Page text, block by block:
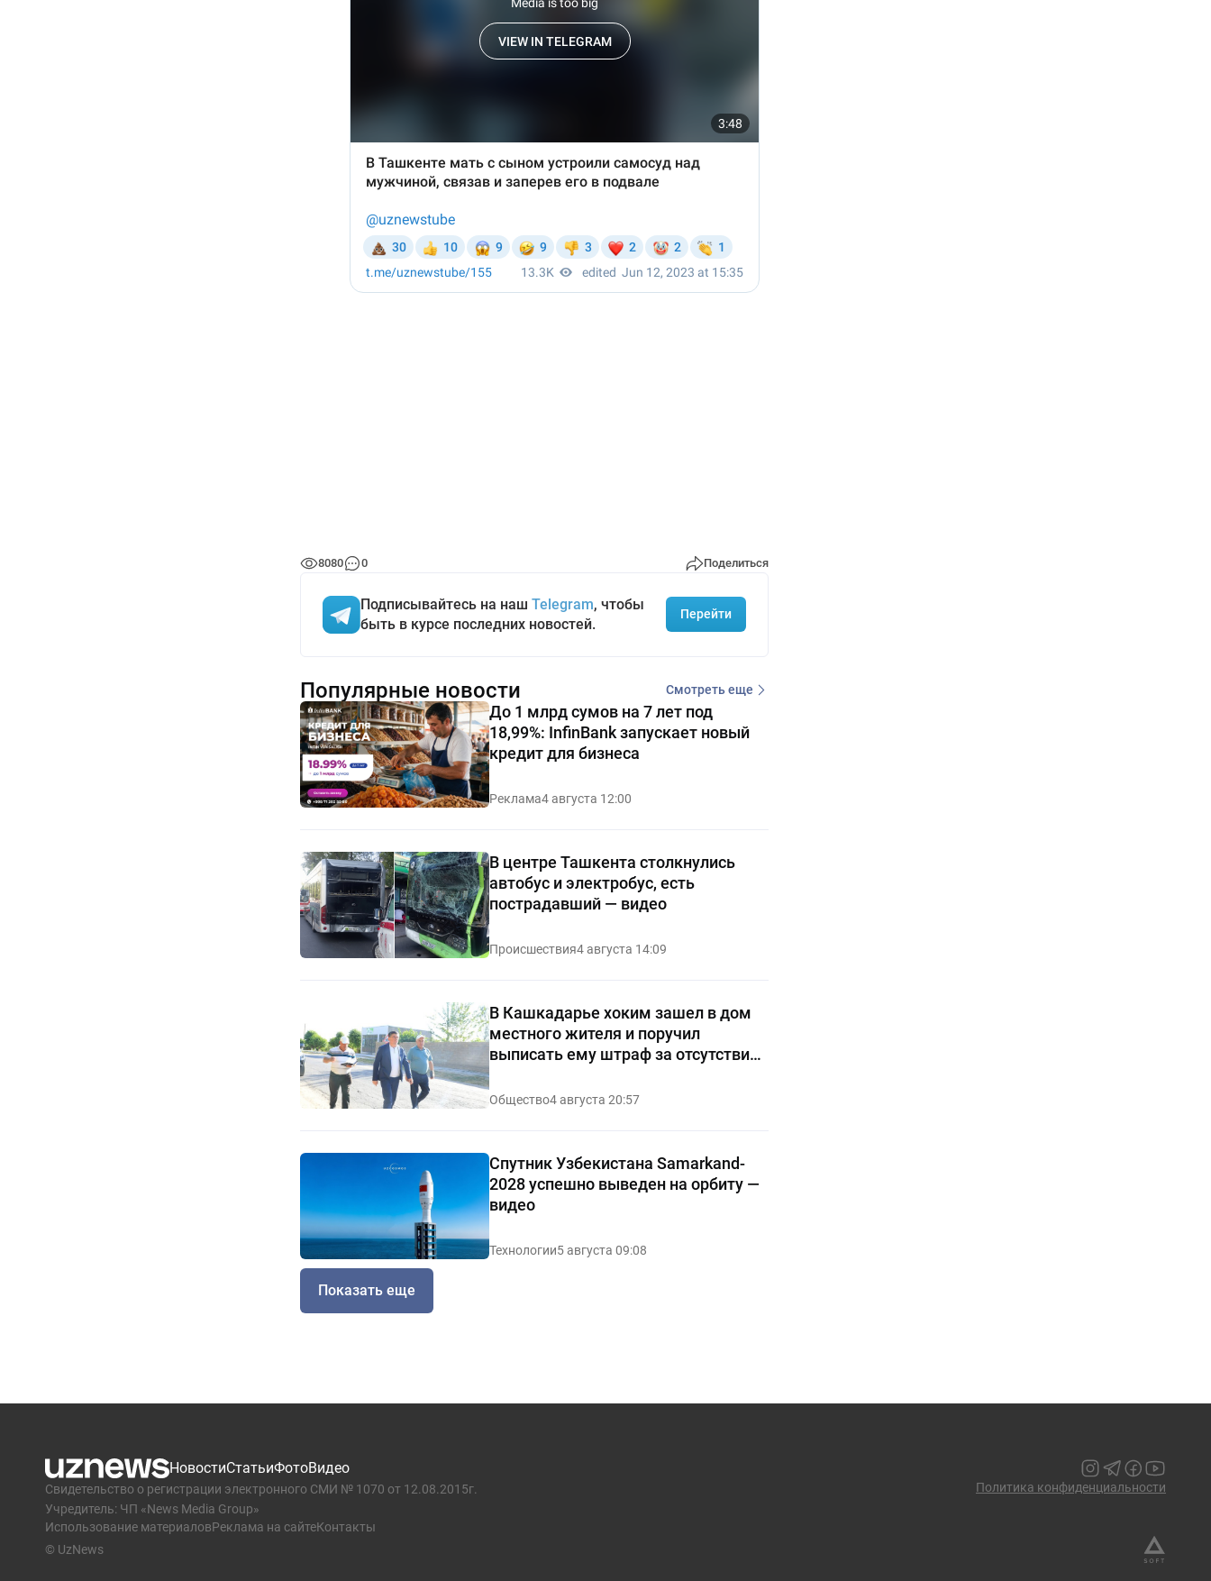
8080 0 Поделиться
Подписывайтесь на наш Telegram, чтобы
быть в курсе последних новостей.
Перейти
Популярные новости Смотреть еще
До 1 млрд сумов на 7 лет под
18,99%: InfinBank запускает новый
кредит для бизнеса
Реклама4 августа 12:00
В центре Ташкента столкнулись
автобус и электробус, есть
пострадавший — видео
Происшествия4 августа 14:09
В Кашкадарье хоким зашел в дом
местного жителя и поручил
выписать ему штраф за отсутствие
чистоты — видео
Общество4 августа 20:57
Спутник Узбекистана Samarkand-
2028 успешно выведен на орбиту —
видео
Технологии5 августа 09:08
Показать еще
НовостиСтатьиФотоВидео
Свидетельство о регистрации электронного СМИ № 1070 от 12.08.2015г.
Учредитель: ЧП «News Media Group»
Использование материаловРеклама на сайтеКонтакты
Политика конфиденциальности
© UzNews